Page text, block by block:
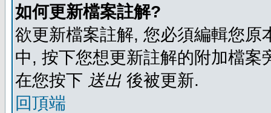
如何更新檔案註解?
欲更新檔案註解, 您必須編輯您
中, 按下您想更新註解的附加檔案
在您按下 送出 後被更新.
回頂端